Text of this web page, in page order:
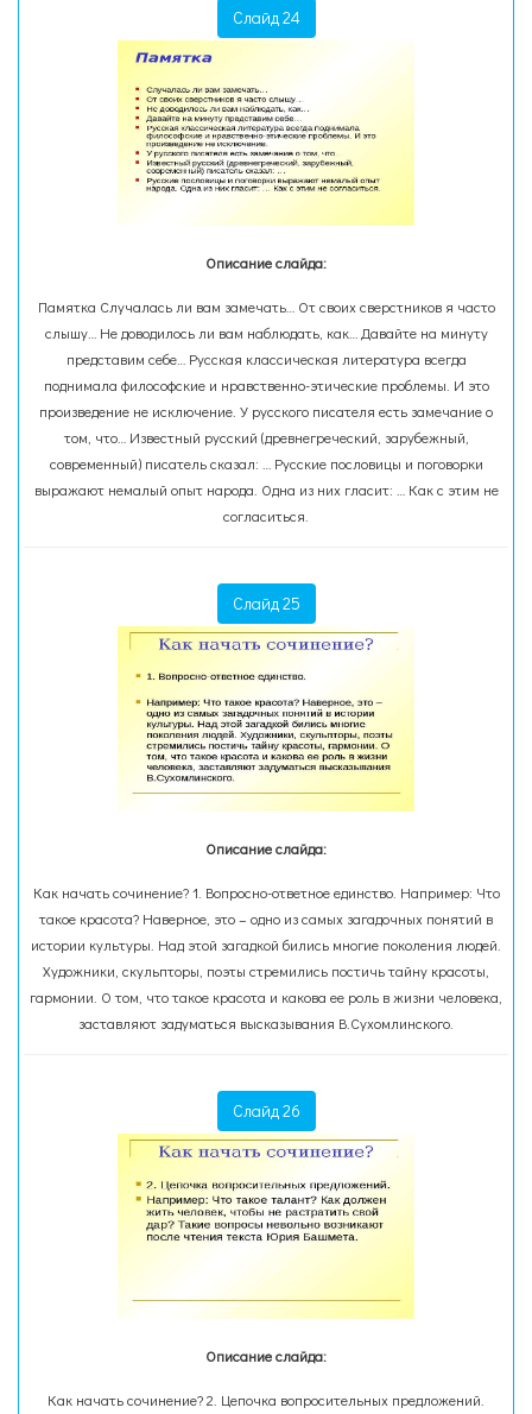
Слайд 24
Описание слайда:
Памятка Случалась ли вам замечать… От своих сверстников я часто
слышу… Не доводилось ли вам наблюдать, как… Давайте на минуту
представим себе… Русская классическая литература всегда
поднимала философские и нравственно-этические проблемы. И это
произведение не исключение. У русского писателя есть замечание о
том, что… Известный русский (древнегреческий, зарубежный,
современный) писатель сказал: … Русские пословицы и поговорки
выражают немалый опыт народа. Одна из них гласит: … Как с этим не
согласиться.
Слайд 25
Описание слайда:
Как начать сочинение? 1. Вопросно-ответное единство. Например: Что
такое красота? Наверное, это – одно из самых загадочных понятий в
истории культуры. Над этой загадкой бились многие поколения людей.
Художники, скульпторы, поэты стремились постичь тайну красоты,
гармонии. О том, что такое красота и какова ее роль в жизни человека,
заставляют задуматься высказывания В.Сухомлинского.
Слайд 26
Описание слайда:
Как начать сочинение? 2. Цепочка вопросительных предложений.